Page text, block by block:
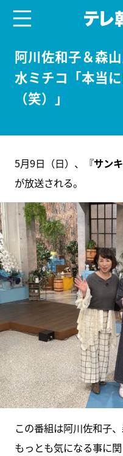
阿川佐和子＆森
水ミチコ「本当
（笑）」
5月9日（日）、『サン
が放送される。
この番組は阿川佐和子
もっとも気になる事に